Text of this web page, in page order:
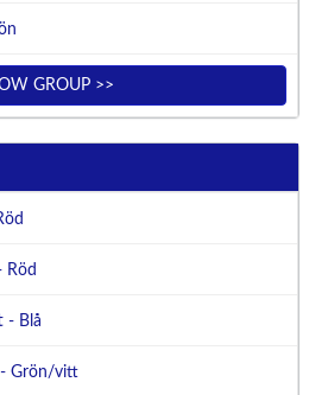
GROUP >>
Röd
- Blå
- Grön/vitt